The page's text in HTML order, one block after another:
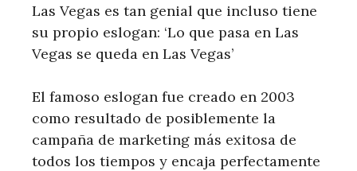
Las Vegas es tan genial que incluso tiene
su propio eslogan: ‘Lo que pasa en Las
Vegas se queda en Las Vegas’
El famoso eslogan fue creado en 2003
como resultado de posiblemente la
campaña de marketing más exitosa de
todos los tiempos y encaja perfectamente